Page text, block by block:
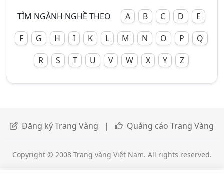
TÌM NGÀNH NGHỀ THEO A B C D
E
F
G H I K L M N O P
Q
R
S T U V W X Y Z
Đăng ký Trang Vàng | Quảng cáo Trang Vàng
Copyright © 2008 Trang vàng Việt Nam. All rights reserved.